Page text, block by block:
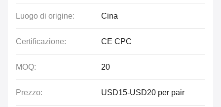
Luogo di origine: Cina
Certificazione: CE CPC
MOQ: 20
Prezzo: USD15-USD20 per pair